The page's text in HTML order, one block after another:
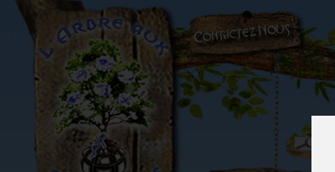
L'Arbre aux 100.000 Rêves